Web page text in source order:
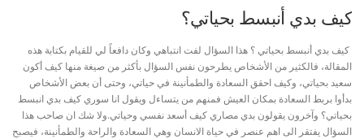
كيف بدي أنبسط بحياتي؟
كيف بدي أنبسط بحياتي ؟ هذا السؤال لفت انتباهي وكان دافعاً لي للقيام بكتابة هذه
المقالة، فالكثير من الأشخاص يطرحون نفس السؤال بأكثر من صيغة منها كيف أكون
سعيد بحياتي، وكيف احقق السعادة والطمأنينة في حياتي، وحتى أن بعض الأشخاص
بدأوا بربط السعادة بمكان العيش فمنهم من يتساءل ويقول انا سوري كيف بدي انبسط
بحياتي؟ وآخرون يقولون بدي مصاري كيف أسعد نفسي وحياتي.ولا شك ان صاحب هذا
السؤال يفتقر الى اهم عنصر في حياة الانسان وهي السعادة والراحة والطمأنينة، فيصبح